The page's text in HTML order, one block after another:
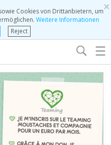
×
Cookies von Drittanbietern, um
Weitere Informationen
Reject
☰